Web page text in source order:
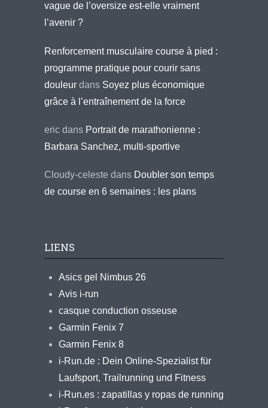
vague de l’oversize est-elle vraiment
l’avenir ?
Renforcement musculaire course à pied :
programme pratique pour courir sans
douleur dans Soyez plus économique
grâce à l’entraînement de la force
eric dans Portrait de marathonienne :
Barbara Sanchez, multi-sportive
Cloudy-celeste dans Doubler son temps
de course en 6 semaines : les plans
LIENS
Asics gel Nimbus 26
Avis i-run
casque conduction osseuse
Garmin Fenix 7
Garmin Fenix 8
i-Run.de : Dein Online-Spezialist für
Laufsport, Trailrunning und Fitness
i-Run.es : zapatillas y ropas de running